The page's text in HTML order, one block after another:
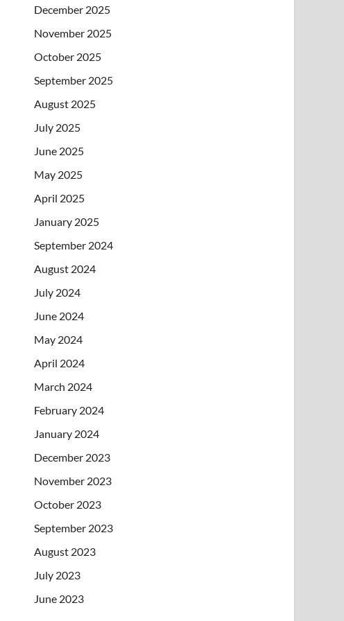
December 2025
November 2025
October 2025
September 2025
August 2025
July 2025
June 2025
May 2025
April 2025
January 2025
September 2024
August 2024
July 2024
June 2024
May 2024
April 2024
March 2024
February 2024
January 2024
December 2023
November 2023
October 2023
September 2023
August 2023
July 2023
June 2023